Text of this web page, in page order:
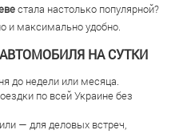
стала настолько популярной?
и максимально удобно.
НА СУТКИ
до недели или месяца.
по всей Украине без
— для деловых встреч,